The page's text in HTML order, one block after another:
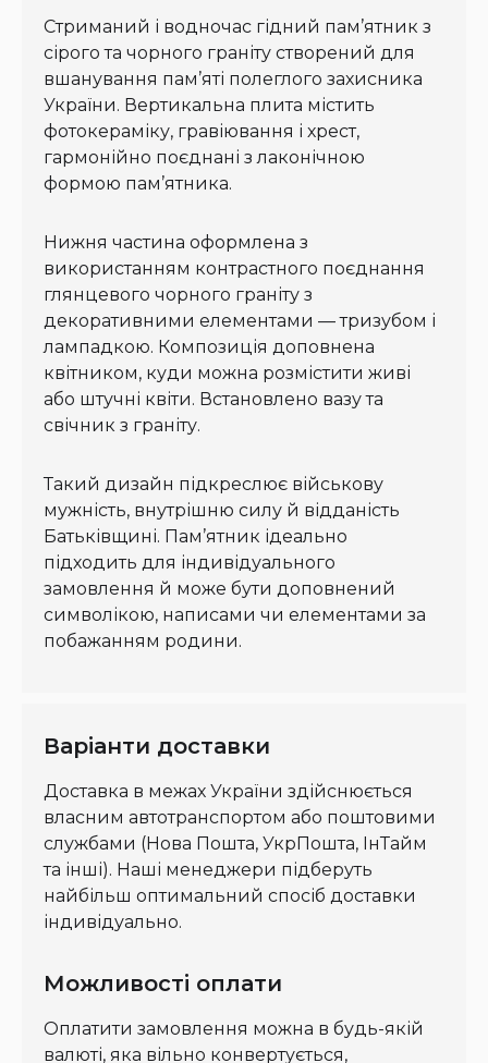
Стриманий і водночас гідний пам’ятник з
сірого та чорного граніту створений для
вшанування пам’яті полеглого захисника
України. Вертикальна плита містить
фотокераміку, гравіювання і хрест,
гармонійно поєднані з лаконічною
формою пам’ятника.
Нижня частина оформлена з
використанням контрастного поєднання
глянцевого чорного граніту з
декоративними елементами — тризубом і
лампадкою. Композиція доповнена
квітником, куди можна розмістити живі
або штучні квіти. Встановлено вазу та
свічник з граніту.
Такий дизайн підкреслює військову
мужність, внутрішню силу й відданість
Батьківщині. Пам’ятник ідеально
підходить для індивідуального
замовлення й може бути доповнений
символікою, написами чи елементами за
побажанням родини.
Варіанти доставки
Доставка в межах України здійснюється
власним автотранспортом або поштовими
службами (Нова Пошта, УкрПошта, ІнТайм
та інші). Наші менеджери підберуть
найбільш оптимальний спосіб доставки
індивідуально.
Можливості оплати
Оплатити замовлення можна в будь-якій
валюті, яка вільно конвертується,